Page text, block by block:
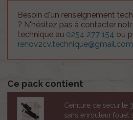
Besoin d'un renseignement
? N'hésitez pas à contacter
technique au 0254 277 154 ou
renov2cv.technique@gmail.com
Ce pack contient
Ceinture de securite
sans enrouleur fouet